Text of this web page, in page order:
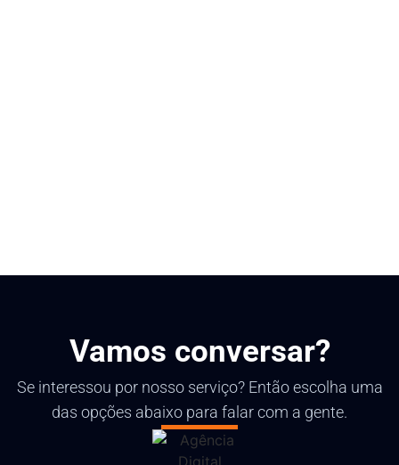
Vamos conversar?
Se interessou por nosso serviço? Então escolha uma
das opções abaixo para falar com a gente.